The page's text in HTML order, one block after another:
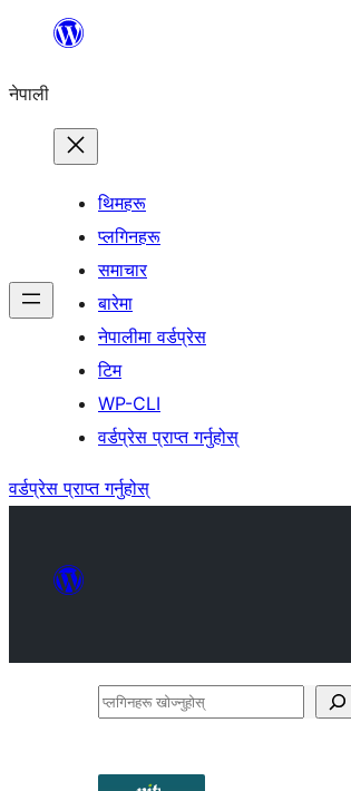
सामग्रीमा
नेपाली
थिमहरू
प्लगिनहरू
समाचार
बारेमा
नेपालीमा वर्डप्रेस
टिम
WP-CLI
वर्डप्रेस प्राप्त गर्नुहोस्
वर्डप्रेस प्राप्त गर्नुहोस्
प्लगिनहरू